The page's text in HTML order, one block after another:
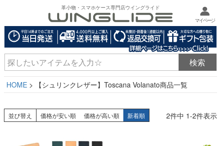
革小物・スマホケース専門店ウイングライド
マイページ
HOME 【シュリンクレザー】Toscana Volanato商品一覧
並び替え 価格が安い順 価格が高い順 新着順 2件中 1-2件表示